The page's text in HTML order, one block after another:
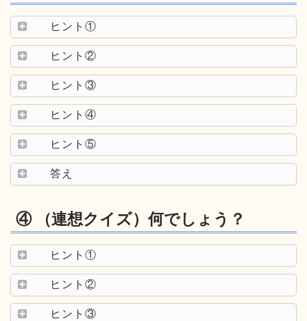
ヒント①
ヒント②
ヒント③
ヒント④
ヒント⑤
答え
④ （連想クイズ）何でしょう？
ヒント①
ヒント②
ヒント③